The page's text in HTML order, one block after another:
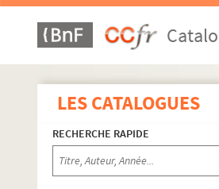
LES CATALOGUES
RECHERCHE RAPIDE